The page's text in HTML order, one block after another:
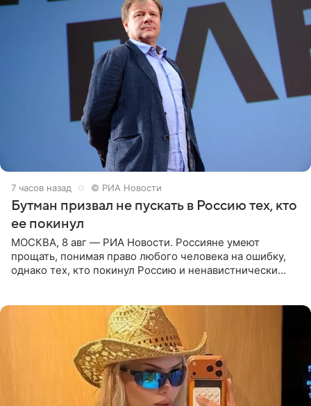
7 часов назад © РИА Новости
Бутман призвал не пускать в Россию тех, кто
ее покинул
МОСКВА, 8 авг — РИА Новости. Россияне умеют
прощать, понимая право любого человека на ошибку,
однако тех, кто покинул Россию и ненавистнически